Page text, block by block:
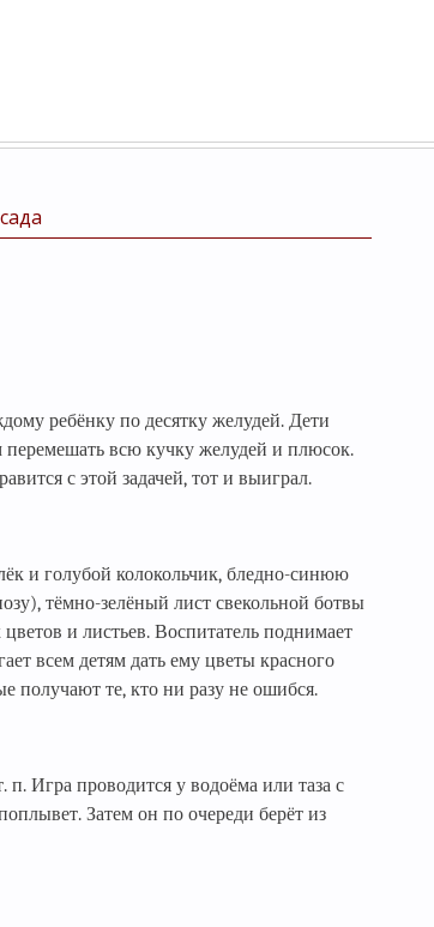
ребёнку по десятку желудей. Дети
всю кучку желудей и плюсок.
с этой задачей, тот и выиграл.
и голубой колокольчик, бледно-синюю
тёмно-зелёный лист свекольной ботвы
и листьев. Воспитатель поднимает
всем детям дать ему цветы красного
получают те, кто ни разу не ошибся.
Игра проводится у водоёма или таза с
Затем он по очереди берёт из